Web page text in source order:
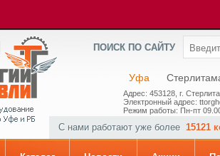
ПОИСК ПО САЙТУ
Уфа
Адрес: 453128, г.
Электронный адрес:
Режим работы: Пн-пт
С нами работают уже более 15121